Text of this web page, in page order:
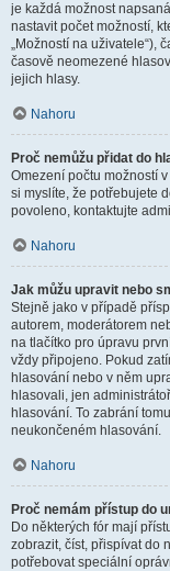
je každá možnost
nastavit počet možností,
„Možností na uživatele“),
časově neomezené
jejich hlasy.
Nahoru
Proč nemůžu přidat do
Omezení počtu možností
si myslíte, že potřebujete
povoleno, kontaktujte
Nahoru
Jak můžu upravit nebo
Stejně jako v případě
autorem, moderátorem
na tlačítko pro úpravu
vždy připojeno. Pokud
hlasování nebo v něm
hlasovali, jen
hlasování. To zabrání
neukončeném hlasování.
Nahoru
Proč nemám přístup do
Do některých fór mají
zobrazit, číst, přispívat do
potřebovat speciální